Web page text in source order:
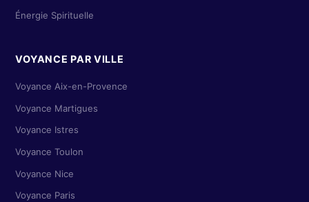
Énergie Spirituelle
VOYANCE PAR VILLE
Voyance Aix-en-Provence
Voyance Martigues
Voyance Istres
Voyance Toulon
Voyance Nice
Voyance Paris